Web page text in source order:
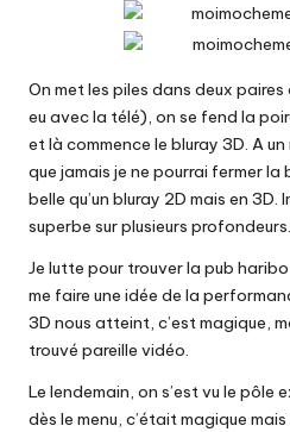
On met les piles dans deux
eu avec la télé), on se fend la
et là commence le bluray 3D. A
que jamais je ne pourrai fermer la
belle qu’un bluray 2D mais en
superbe sur plusieurs profondeurs.
Je lutte pour trouver la pub
me faire une idée de la
3D nous atteint, c’est magique,
trouvé pareille vidéo.
Le lendemain, on s’est vu le pôle
dès le menu, c’était magique